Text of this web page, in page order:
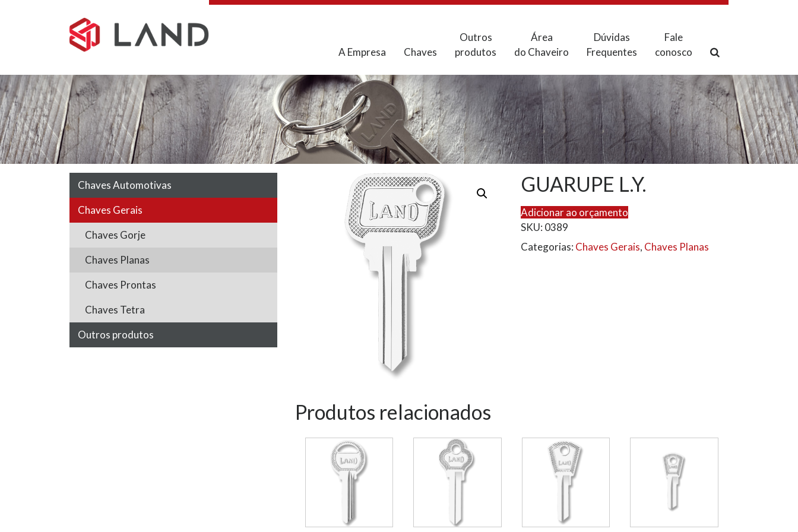
A Empresa Chaves
Outros
produtos
Área
do Chaveiro
Dúvidas
Frequentes
Fale
conosco
Chaves Automotivas
Chaves Gerais
Chaves Gorje
Chaves Planas
Chaves Prontas
Chaves Tetra
Outros produtos
GUARUPE L.Y.
Adicionar ao orçamento
SKU: 0389
Categorias: Chaves Gerais, Chaves Planas
Produtos relacionados